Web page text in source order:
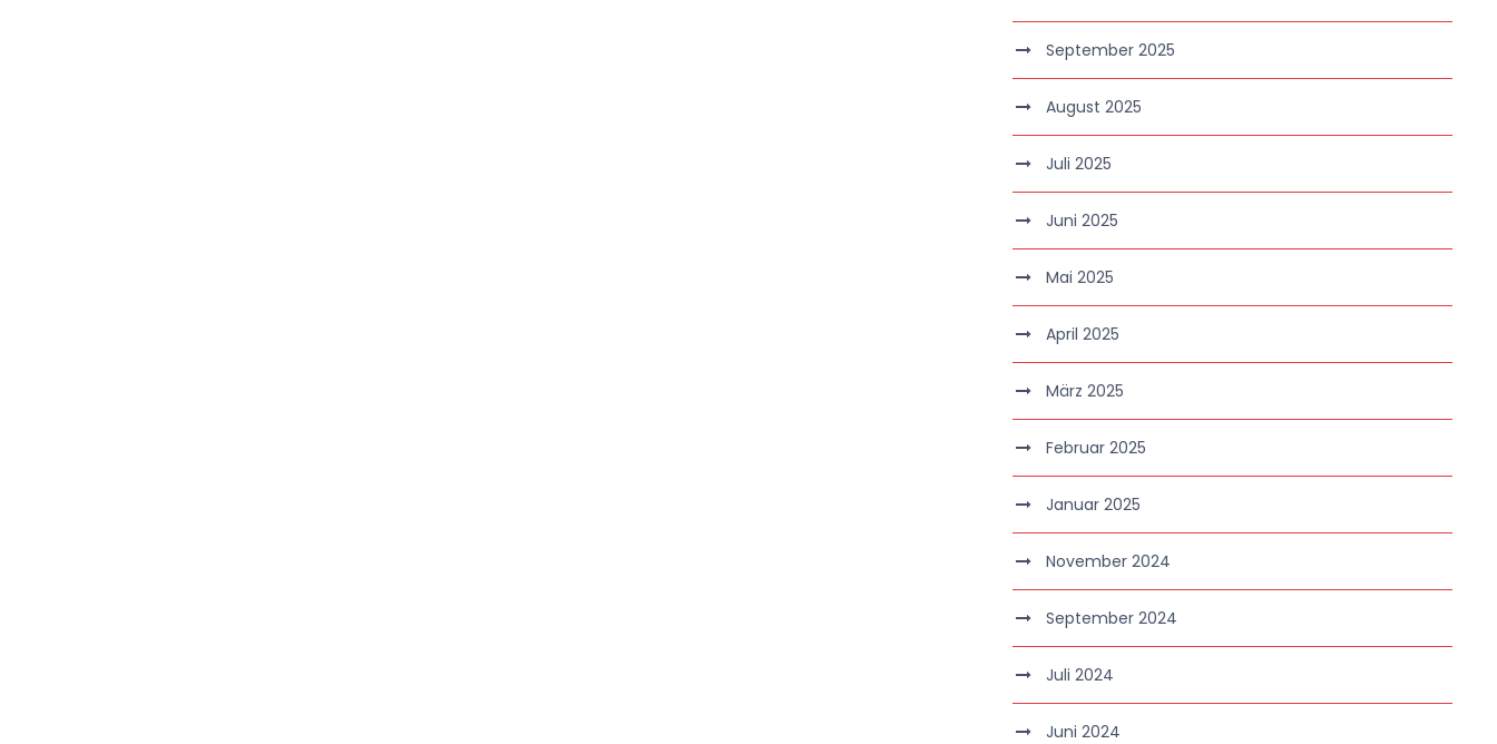
September 2025
August 2025
Juli 2025
Juni 2025
Mai 2025
April 2025
März 2025
Februar 2025
Januar 2025
November 2024
September 2024
Juli 2024
Juni 2024